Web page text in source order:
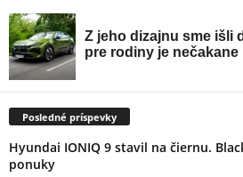
Posledné príspevky
Hyundai IONIQ 9 stavil na čiernu.
ponuky